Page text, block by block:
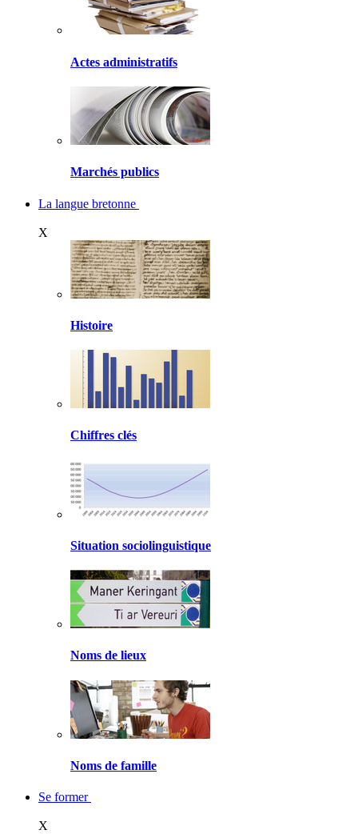
Actes administratifs
Marchés publics
La langue bretonne
X
Histoire
Chiffres clés
Situation sociolinguistique
Noms de lieux
Noms de famille
Se former
X